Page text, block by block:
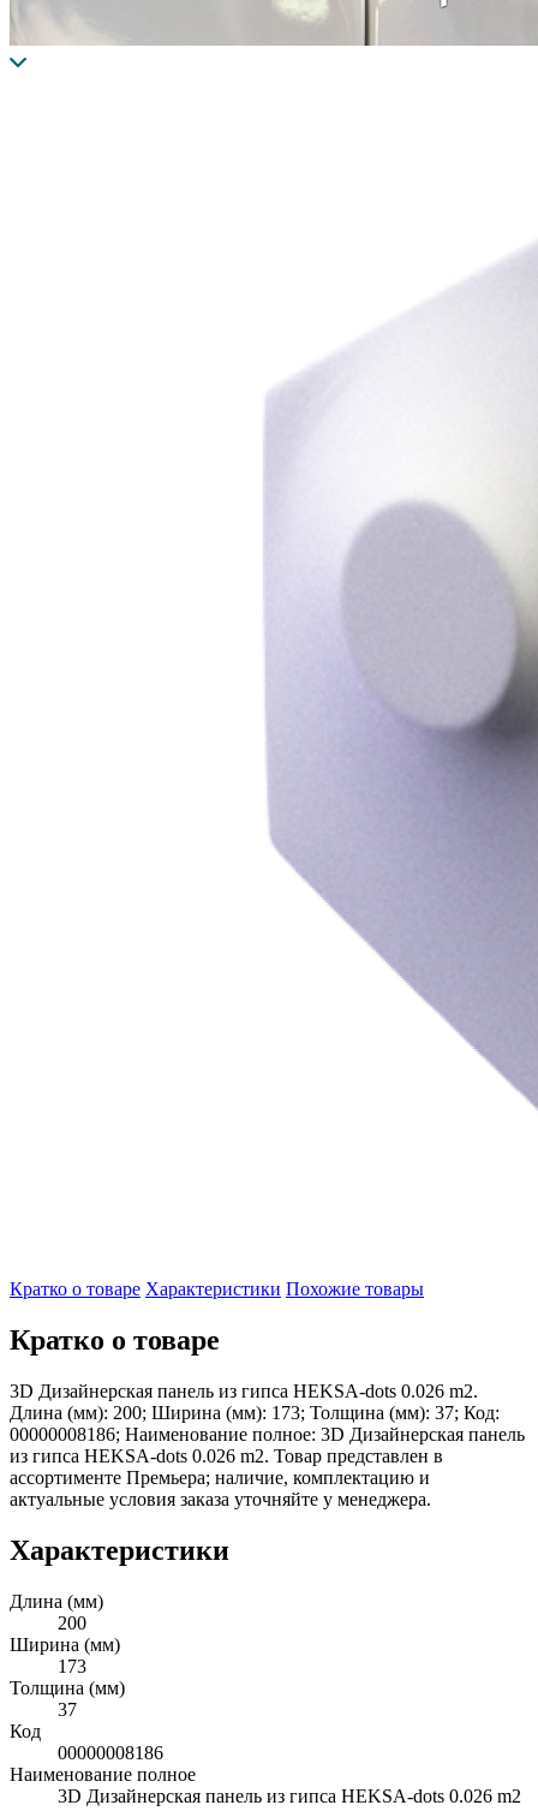
Кратко о товаре Характеристики Похожие товары
Кратко о товаре
3D Дизайнерская панель из гипса HEKSA-dots 0.026 m2.
Длина (мм): 200; Ширина (мм): 173; Толщина (мм): 37; Код:
00000008186; Наименование полное: 3D Дизайнерская панель
из гипса HEKSA-dots 0.026 m2. Товар представлен в
ассортименте Премьера; наличие, комплектацию и
актуальные условия заказа уточняйте у менеджера.
Характеристики
Длина (мм)
200
Ширина (мм)
173
Толщина (мм)
37
Код
00000008186
Наименование полное
3D Дизайнерская панель из гипса HEKSA-dots 0.026 m2